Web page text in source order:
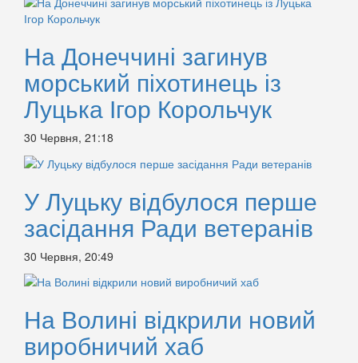
На Донеччині загинув
морський піхотинець із
Луцька Ігор Корольчук
30 Червня, 21:18
У Луцьку відбулося перше
засідання Ради ветеранів
30 Червня, 20:49
На Волині відкрили новий
виробничий хаб